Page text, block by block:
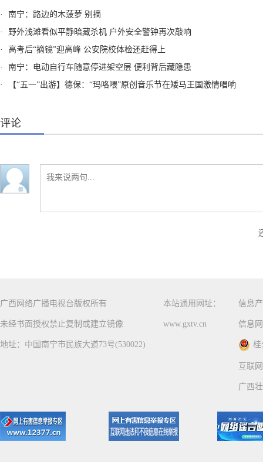
·
南宁：路边的木菠萝 别摘
·
野外浅滩看似平静暗藏杀机 户外安全警钟再次敲响
·
高考后“摘镜”迎高峰 公安院校体检还赶得上
·
南宁：电动自行车随意停进架空层 便利背后藏隐患
·
【“五一”出游】德保：“玛咯喂”原创音乐节在矮马王国激情唱响
评论
广西网络广播电视台版权所有
未经书面授权禁止复制或建立镜像
地址：中国南宁市民族大道73号(530022)
本站通用网址：
www.gxtv.cn
信息
信息
桂
互联
广西